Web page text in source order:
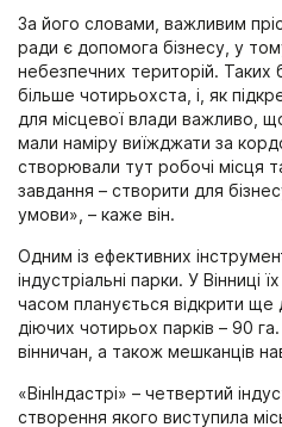
За його словами, важливим
ради є допомога бізнесу, у
небезпечних територій. Таких
більше чотирьохста, і, як
для місцевої влади важливо,
мали наміру виїжджати за
створювали тут робочі місця
завдання – створити для
умови», – каже він.
Одним із ефективних
індустріальні парки. У
часом планується відкрити
діючих чотирьох парків – 90
вінничан, а також мешканців
«ВінІндастрі» – четвертий
створення якого виступила